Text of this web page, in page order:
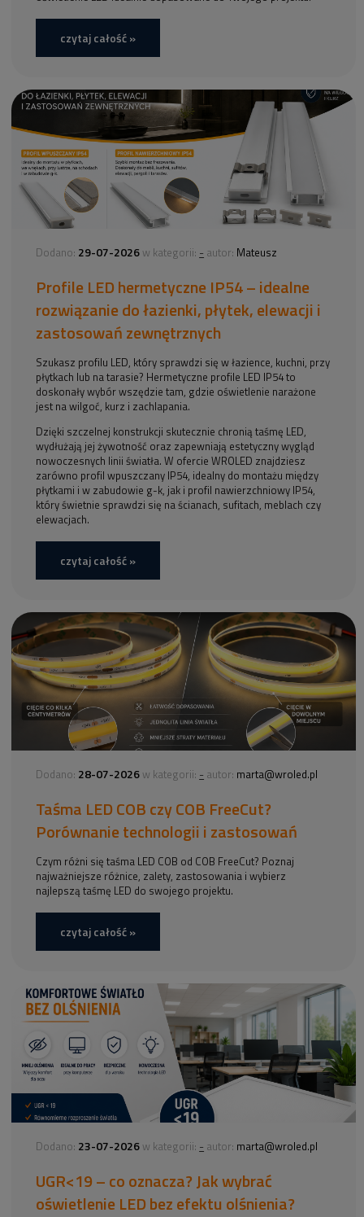
czytaj całość »
Dodano: 29-07-2026 w kategorii: - autor: Mateusz
Profile LED hermetyczne IP54 – idealne
rozwiązanie do łazienki, płytek, elewacji i
zastosowań zewnętrznych
Szukasz profilu LED, który sprawdzi się w łazience, kuchni, przy
płytkach lub na tarasie? Hermetyczne profile LED IP54 to
doskonały wybór wszędzie tam, gdzie oświetlenie narażone
jest na wilgoć, kurz i zachlapania.
Dzięki szczelnej konstrukcji skutecznie chronią taśmę LED,
wydłużają jej żywotność oraz zapewniają estetyczny wygląd
nowoczesnych linii światła. W ofercie WROLED znajdziesz
zarówno profil wpuszczany IP54, idealny do montażu między
płytkami i w zabudowie g-k, jak i profil nawierzchniowy IP54,
który świetnie sprawdzi się na ścianach, sufitach, meblach czy
elewacjach.
czytaj całość »
Dodano: 28-07-2026 w kategorii: - autor: marta@wroled.pl
Taśma LED COB czy COB FreeCut?
Porównanie technologii i zastosowań
Czym różni się taśma LED COB od COB FreeCut? Poznaj
najważniejsze różnice, zalety, zastosowania i wybierz
najlepszą taśmę LED do swojego projektu.
czytaj całość »
Dodano: 23-07-2026 w kategorii: - autor: marta@wroled.pl
UGR<19 – co oznacza? Jak wybrać
oświetlenie LED bez efektu olśnienia?